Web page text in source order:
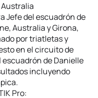
Jefe del escuadrón de
Australia y Girona,
por triatletas y
en el circuito de
de Danielle
incluyendo
Pro: